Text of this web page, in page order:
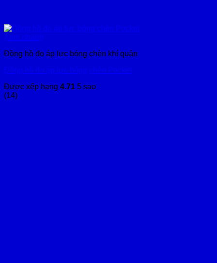
Xem nhanh
Đồng hồ đo áp lực bóng chèn khí quản
Đồng hồ đo áp lực bóng chèn Pocket
Được xếp hạng 4.71 5 sao
(14)